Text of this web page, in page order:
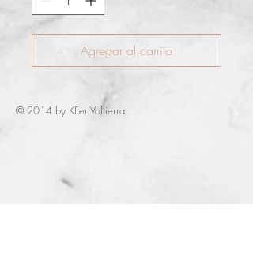
Agregar al carrito
© 2014 by KFer Valtierra